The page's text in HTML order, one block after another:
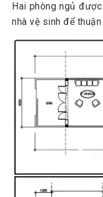
Hai phòng ngủ
nhà vệ sinh để